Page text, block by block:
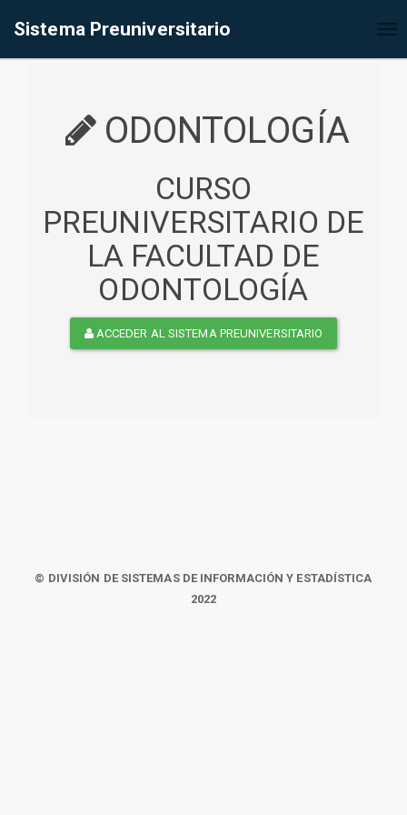
Sistema Preuniversitario
ODONTOLOGÍA
CURSO
PREUNIVERSITARIO DE
LA FACULTAD DE
ODONTOLOGÍA
ACCEDER AL SISTEMA PREUNIVERSITARIO
© DIVISIÓN DE SISTEMAS DE INFORMACIÓN Y ESTADÍSTICA
2022